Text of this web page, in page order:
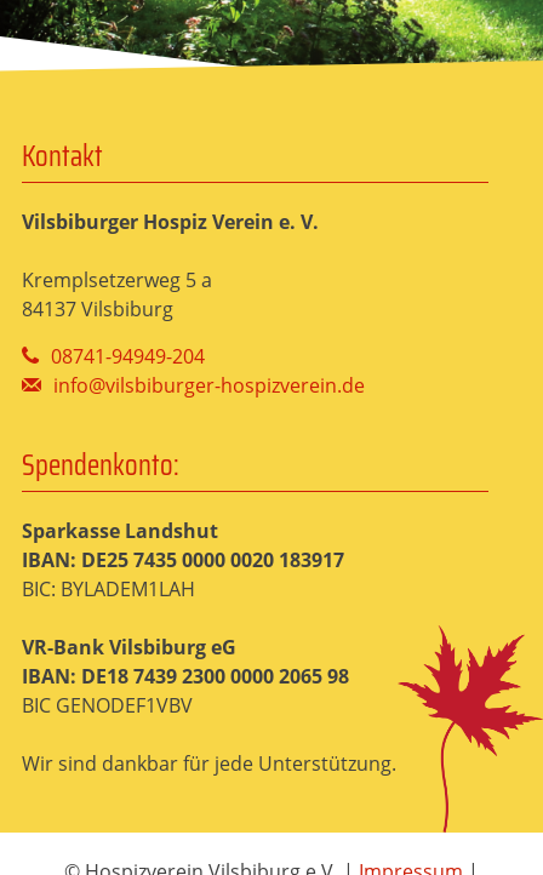
Kontakt
Vilsbiburger Hospiz Verein e. V.
Kremplsetzerweg 5 a
84137 Vilsbiburg
08741-94949-204
info@vilsbiburger-hospizverein.de
Spendenkonto:
Sparkasse Landshut
IBAN: DE25 7435 0000 0020 183917
BIC: BYLADEM1LAH
VR-Bank Vilsbiburg eG
IBAN: DE18 7439 2300 0000 2065 98
BIC GENODEF1VBV
Wir sind dankbar für jede Unterstützung.